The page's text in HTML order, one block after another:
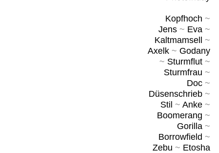
Kopfhoch ~
Jens~ Eva~
Kaltmamsell
~
Axelk~ Godany
~ Sturmflut~
Sturmfrau ~
Doc~
Düsenschrieb~
Stil ~ Anke~
Boomerang ~
Gorilla~
Borrowfield ~
Zebu ~ Etosha